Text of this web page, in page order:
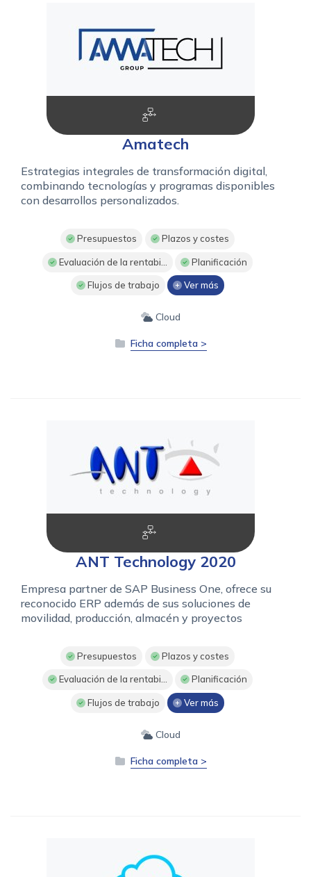
Amatech
Estrategias integrales de transformación digital,
combinando tecnologías y programas disponibles
con desarrollos personalizados.
Presupuestos Plazos y costes
Evaluación de la rentabi... Planificación
Flujos de trabajo Ver más
Cloud
Ficha completa >
ANT Technology 2020
Empresa partner de SAP Business One, ofrece su
reconocido ERP además de sus soluciones de
movilidad, producción, almacén y proyectos
Presupuestos Plazos y costes
Evaluación de la rentabi... Planificación
Flujos de trabajo Ver más
Cloud
Ficha completa >